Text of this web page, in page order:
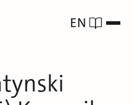
EN